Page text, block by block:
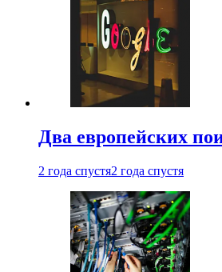
Два европейских
2 года спустя2 года спустя